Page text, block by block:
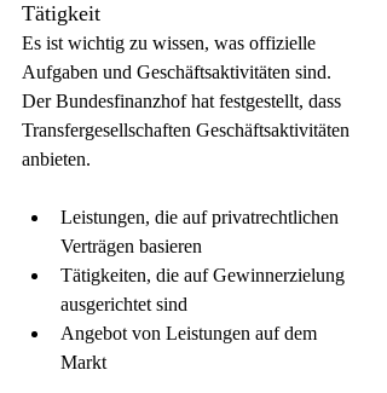
Tätigkeit
Es ist wichtig zu wissen, was offizielle
Aufgaben und Geschäftsaktivitäten sind.
Der Bundesfinanzhof hat festgestellt, dass
Transfergesellschaften Geschäftsaktivitäten
anbieten.
Leistungen, die auf privatrechtlichen
Verträgen basieren
Tätigkeiten, die auf Gewinnerzielung
ausgerichtet sind
Angebot von Leistungen auf dem
Markt